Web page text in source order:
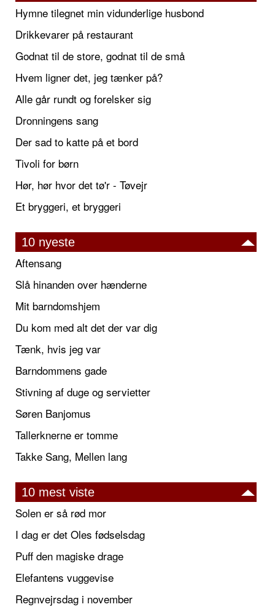
Hymne tilegnet min vidunderlige husbond
Drikkevarer på restaurant
Godnat til de store, godnat til de små
Hvem ligner det, jeg tænker på?
Alle går rundt og forelsker sig
Dronningens sang
Der sad to katte på et bord
Tivoli for børn
Hør, hør hvor det tø'r - Tøvejr
Et bryggeri, et bryggeri
10 nyeste
Aftensang
Slå hinanden over hænderne
Mit barndomshjem
Du kom med alt det der var dig
Tænk, hvis jeg var
Barndommens gade
Stivning af duge og servietter
Søren Banjomus
Tallerknerne er tomme
Takke Sang, Mellen lang
10 mest viste
Solen er så rød mor
I dag er det Oles fødselsdag
Puff den magiske drage
Elefantens vuggevise
Regnvejrsdag i november